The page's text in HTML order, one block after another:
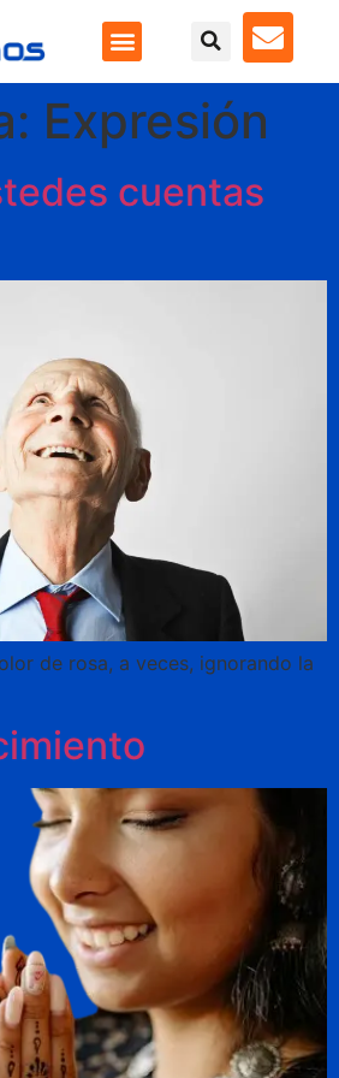
Expresión
cuentas
de rosa, a veces, ignorando la